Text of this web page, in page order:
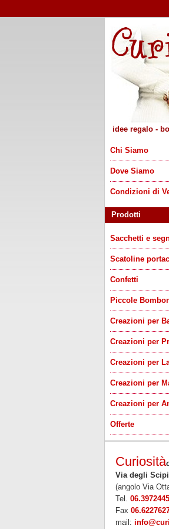
idee regalo -
Chi Siamo
Dove Siamo
Condizioni di
Prodotti
Sacchetti e
Scatoline
Confetti
Piccole
Creazioni per
Creazioni per
Creazioni per
Creazioni per
Creazioni per
Offerte
Curiosità
Via degli
(angolo Via
Tel.
Fax
mail: